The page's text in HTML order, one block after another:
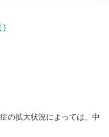
の拡大状況によっては、中